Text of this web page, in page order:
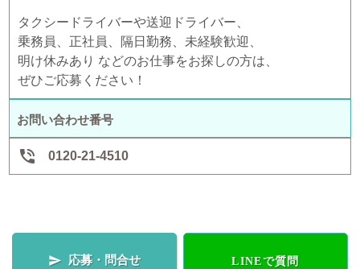
タクシードライバーや送迎ドライバー、
乗務員、正社員、隔日勤務、未経験歓迎、
明け休みあり などのお仕事をお探しの方は、
ぜひご応募ください！
お問い合わせ番号
 0120-21-4510
 応募・問合せ LINEで質問